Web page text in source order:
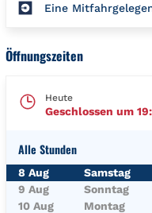
Eine
Öffnungszeiten
Heute
Geschlossen um
Alle Stunden
Wochentag Öffnungszeiten
8 Aug Samstag
9 Aug
Sonntag
10 Aug
Montag